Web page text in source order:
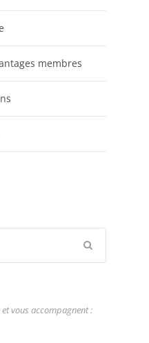
membres
vous accompagnent :